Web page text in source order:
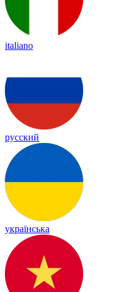
italiano
русский
українська